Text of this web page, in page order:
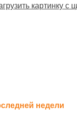
картинку с
недели